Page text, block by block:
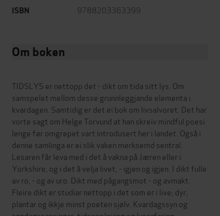
ISBN 9788203363399
Om boken
TIDSLYS er nettopp det - dikt om tida sitt lys. Om
samspelet mellom desse grunnleggjande elementa i
kvardagen. Samtidig er det ei bok om livsalvoret. Det har
vorte sagt om Helge Torvund at han skreiv mindful poesi
lenge før omgrepet vart introdusert her i landet. Også i
denne samlinga er ei slik vaken merksemd sentral.
Lesaren får leva med i det å vakna på Jæren eller i
Yorkshire, og i det å velja livet, - igjen og igjen. I dikt fulle
av ro, - og av uro. Dikt med pågangsmot - og avmakt.
Fleire dikt er studiar nettopp i det som er i live; dyr,
plantar og ikkje minst poeten sjølv. Kvardagssyn og